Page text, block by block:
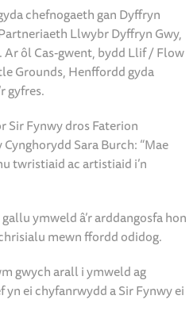
Strong yn y digwyddiad.
yn teithio i’r dyffryn hwn ers
hardd yn yr afon neu glogwyn
Lucy yn cario’r llinach honno
darlleniad modern.”
chefnogaeth gan Dyffryn
Llwybr Dyffryn Gwy,
ôl Cas-gwent, bydd Llif / Flow
Grounds, Henffordd gyda
Sir Fynwy dros Faterion
twristiaid ac artistiaid i’n